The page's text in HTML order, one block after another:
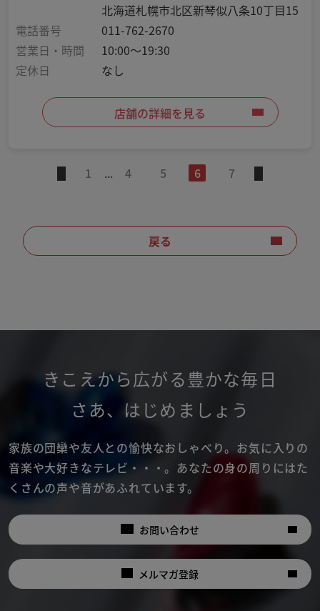
北海道札幌市北区新琴似八条10丁目15
電話番号
011-762-2670
営業日・時間
10:00～19:30
定休日
なし
店舗の詳細を見る
1 ... 4 5 6 7
戻る
きこえから広がる豊かな毎日
さあ、 はじめましょう
家族の団欒や友人との愉快なおしゃべり。 お気に入りの
音楽や大好きなテレビ・・・。 あなたの身の周りにはた
くさんの声や音があふれています。
お問い合わせ
メルマガ登録